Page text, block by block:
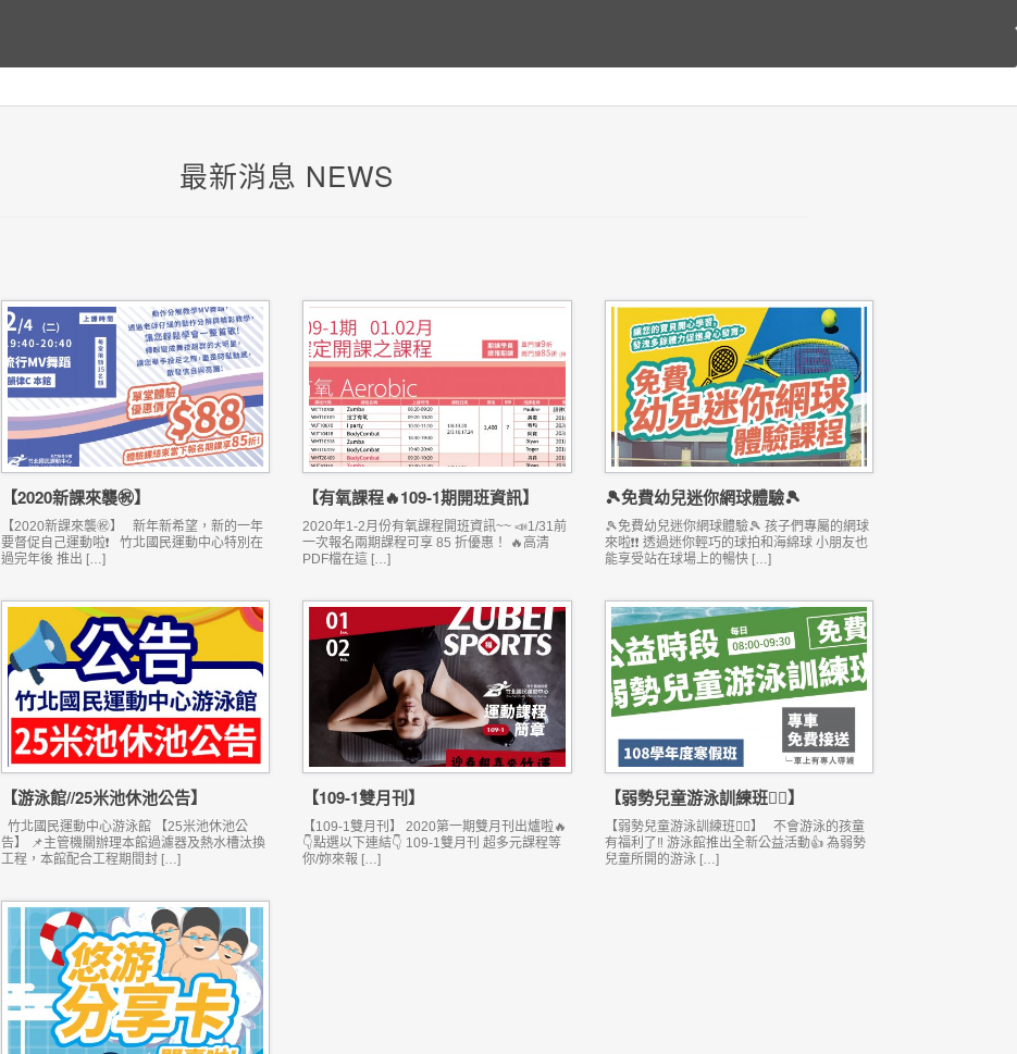
最新消息 NEWS
【2020新課來襲㊗】
【2020新課來襲㊗】 新年新希望，新的一年
要督促自己運動啦❗ 竹北國民運動中心特別在
過完年後 推出 […]
【有氧課程🔥109-1期開班資訊】
2020年1-2月份有氧課程開班資訊~~ 📣1/31前
一次報名兩期課程可享 85 折優惠！ 🔥高清
PDF檔在這 […]
🎾免費幼兒迷你網球體驗🎾
🎾免費幼兒迷你網球體驗🎾 孩子們專屬的網球
來啦❗❗ 透過迷你輕巧的球拍和海綿球 小朋友也
能享受站在球場上的暢快 […]
【游泳館//25米池休池公告】
竹北國民運動中心游泳館 【25米池休池公
告】 📌主管機關辦理本館過濾器及熱水槽汰換
工程，本館配合工程期間封 […]
【109-1雙月刊】
【109-1雙月刊】 2020第一期雙月刊出爐啦🔥
👇點選以下連結👇 109-1雙月刊 超多元課程等
你/妳來報 […]
【弱勢兒童游泳訓練班🏊‍♂️】
【弱勢兒童游泳訓練班🏊‍♂️】 不會游泳的孩童
有福利了‼️ 游泳館推出全新公益活動👍 為弱勢
兒童所開的游泳 […]